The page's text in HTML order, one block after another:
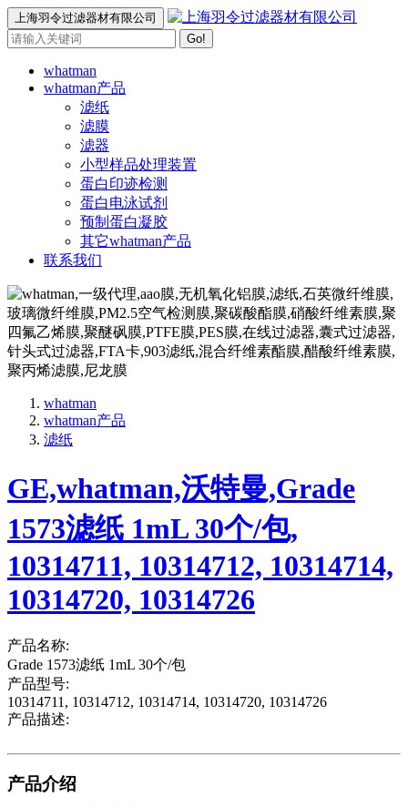
上海羽令过滤器材有限公司
Go!
whatman
whatman产品
滤纸
滤膜
滤器
小型样品处理装置
蛋白印迹检测
蛋白电泳试剂
预制蛋白凝胶
其它whatman产品
联系我们
whatman
whatman产品
滤纸
GE,whatman,沃特曼,Grade
1573滤纸 1mL 30个/包,
10314711, 10314712, 10314714,
10314720, 10314726
产品名称:
Grade 1573滤纸 1mL 30个/包
产品型号:
10314711, 10314712, 10314714, 10314720, 10314726
产品描述:
产品介绍